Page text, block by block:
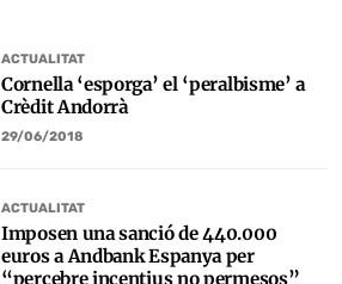
ACTUALITAT
Cornella ‘esporga’ el ‘peralbisme’ a
Crèdit Andorrà
29/06/2018
ACTUALITAT
Imposen una sanció de 440.000
euros a Andbank Espanya per
“percebre incentius no permesos”